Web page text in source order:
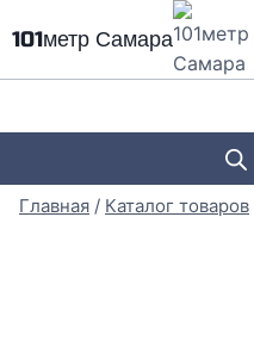
содержимому
101метр Самара
Главная / Каталог товаров